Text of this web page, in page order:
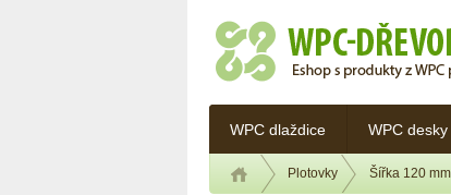
WPC dlaždice WPC desky
Plotovky Šířka 120 mm